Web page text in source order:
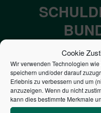
Cookie
Wir verwenden Technologien
speichern und/oder darauf
Erlebnis zu verbessern und um
anzuzeigen. Wenn du nicht
kann dies bestimmte Merkmale